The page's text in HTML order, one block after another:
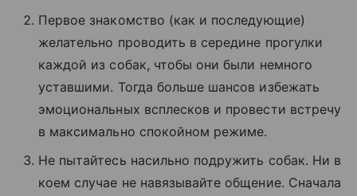
Первое знакомство (как и последующие)
желательно проводить в середине прогулки
каждой из собак, чтобы они были немного
уставшими. Тогда больше шансов избежать
эмоциональных всплесков и провести встречу
в максимально спокойном режиме.
Не пытайтесь насильно подружить собак. Ни в
коем случае не навязывайте общение. Сначала